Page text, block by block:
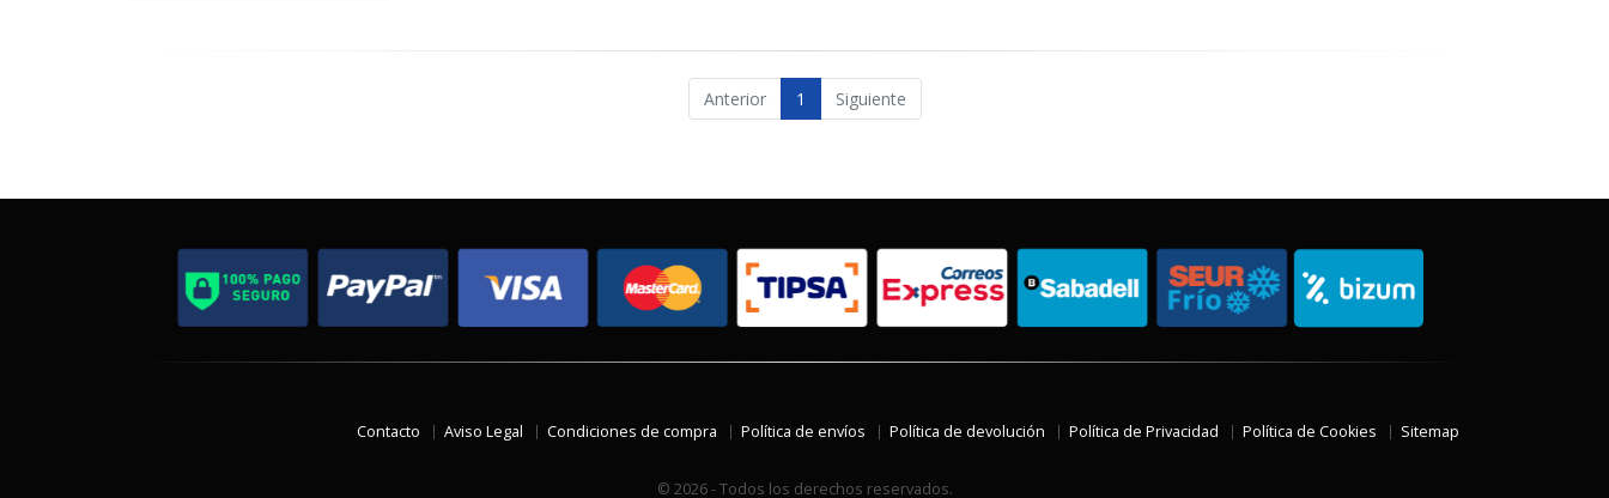
Anterior 1 Siguiente
Contacto Aviso Legal Condiciones de compra Política de envíos Política de devolución Política de Privacidad Política de Cookies Sitemap
© 2026 - Todos los derechos reservados.